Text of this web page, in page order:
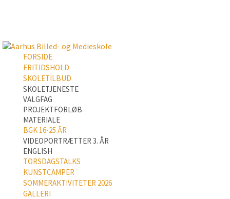
FORSIDE
FRITIDSHOLD
SKOLETILBUD
SKOLETJENESTE
VALGFAG
PROJEKTFORLØB
MATERIALE
BGK 16-25 ÅR
VIDEOPORTRÆTTER 3. ÅR
ENGLISH
TORSDAGSTALKS
KUNSTCAMPER
SOMMERAKTIVITETER 2026
GALLERI